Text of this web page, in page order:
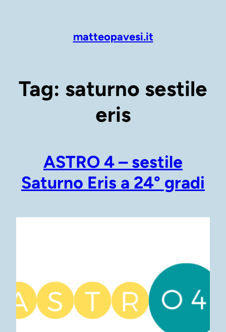
matteopavesi.it
Tag: saturno sestile
eris
ASTRO 4 – sestile
Saturno Eris a 24° gradi